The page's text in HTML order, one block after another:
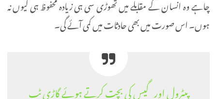
چاہے وہ انسان کے مقابلے میں تھوڑی سی ہی زیادہ محفوظ ہی کیوں نہ
ہوں۔ اس صورت میں بھی حادثات میں کمی آئے گی۔
پیٹرول اور گیس کی بچت کرتے ہوئے گاڑی ٹپ